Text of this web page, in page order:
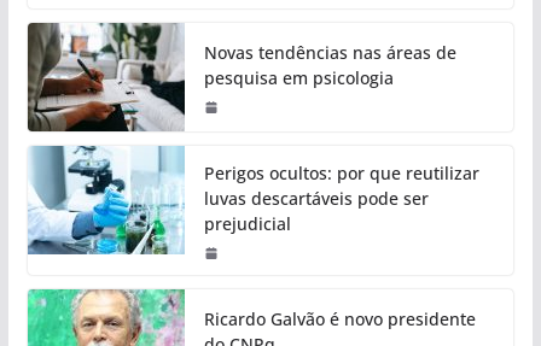
Novas tendências nas áreas de
pesquisa em psicologia
Perigos ocultos: por que reutilizar
luvas descartáveis pode ser
prejudicial
Ricardo Galvão é novo presidente